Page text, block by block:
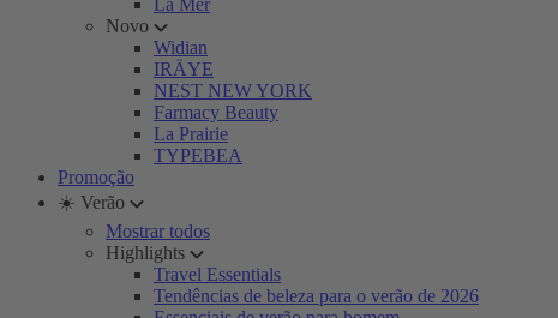
La Mer
Novo
Widian
IRÄYE
NEST NEW YORK
Farmacy Beauty
La Prairie
TYPEBEA
Promoção
☀️ Verão
Mostrar todos
Highlights
Travel Essentials
Tendências de beleza para o verão de 2026